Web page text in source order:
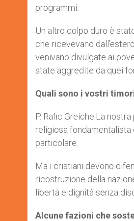
programmi.
Un altro colpo duro è
che ricevevano
venivano divulgate ai
state aggredite da quei
Quali sono i vostri
P. Rafic Greiche:La
religiosa fondamentalista
particolare.
Ma i cristiani devono
ricostruzione della
libertà e dignità senza
Alcune fazioni che